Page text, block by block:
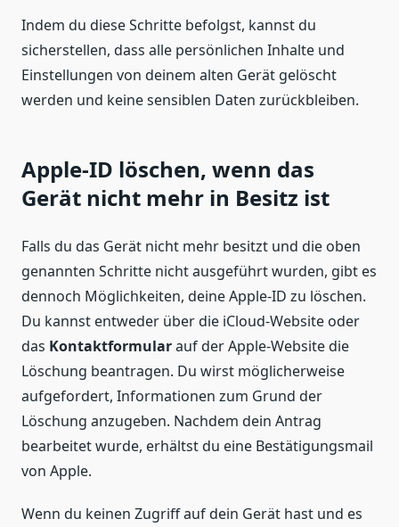
Indem du diese Schritte befolgst, kannst du
sicherstellen, dass alle persönlichen Inhalte und
Einstellungen von deinem alten Gerät gelöscht
werden und keine sensiblen Daten zurückbleiben.
Apple-ID löschen, wenn das
Gerät nicht mehr in Besitz ist
Falls du das Gerät nicht mehr besitzt und die oben
genannten Schritte nicht ausgeführt wurden, gibt es
dennoch Möglichkeiten, deine Apple-ID zu löschen.
Du kannst entweder über die iCloud-Website oder
das Kontaktformularauf der Apple-Website die
Löschung beantragen. Du wirst möglicherweise
aufgefordert, Informationen zum Grund der
Löschung anzugeben. Nachdem dein Antrag
bearbeitet wurde, erhältst du eine Bestätigungsmail
von Apple.
Wenn du keinen Zugriff auf dein Gerät hast und es